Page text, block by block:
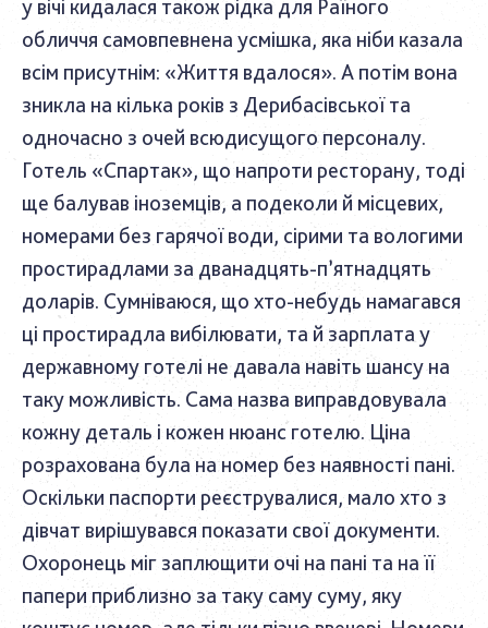
у вічі кидалася також рідка для Раїного
обличчя самовпевнена усмішка, яка ніби казала
всім присутнім: «Життя вдалося». А потім вона
зникла на кілька років з Дерибасівської та
одночасно з очей всюдисущого персоналу.
Готель «Спартак», що напроти ресторану, тоді
ще балував іноземців, а подеколи й місцевих,
номерами без гарячої води, сірими та вологими
простирадлами за дванадцять-п’ятнадцять
доларів. Сумніваюся, що хто-небудь намагався
ці простирадла вибілювати, та й зарплата у
державному готелі не давала навіть шансу на
таку можливість. Сама назва виправдовувала
кожну деталь і кожен нюанс готелю. Ціна
розрахована була на номер без наявності пані.
Оскільки паспорти реєструвалися, мало хто з
дівчат вирішувався показати свої документи.
Охоронець міг заплющити очі на пані та на її
папери приблизно за таку саму суму, яку